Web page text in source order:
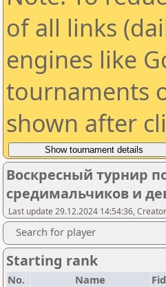
of all links
engines like
tournaments
shown after
Воскресный турнир
средимальчиков и
Last update 29.12.2024 14:54:36,
Search for player
Starting rank
No. Name